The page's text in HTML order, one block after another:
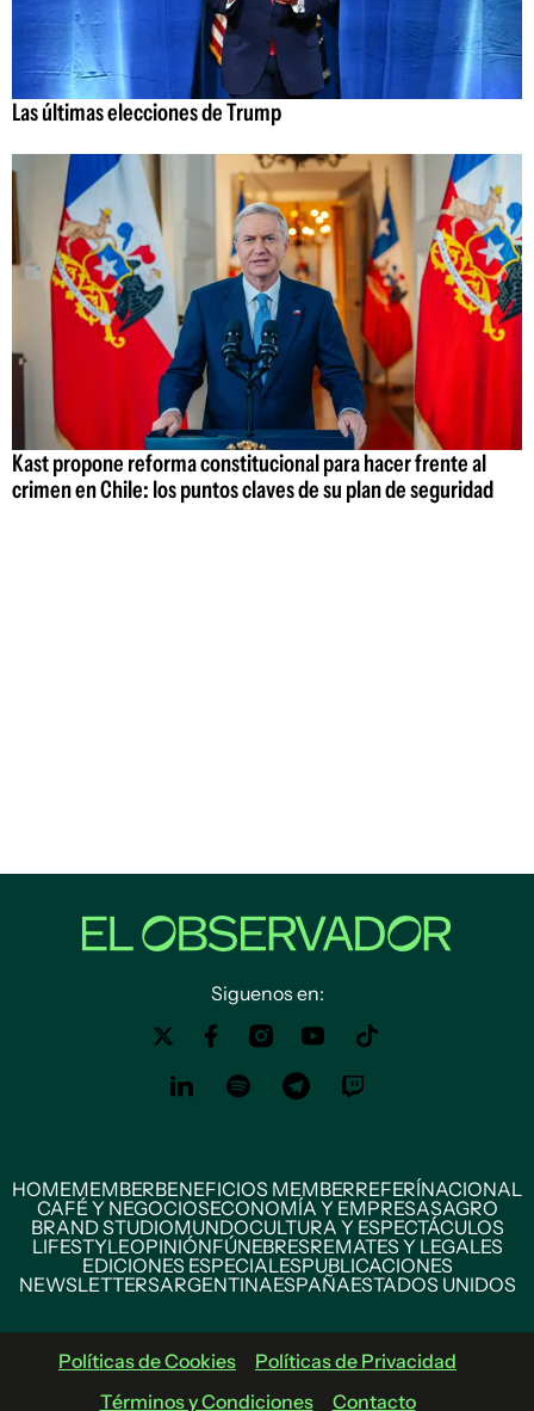
Las últimas elecciones de Trump
Kast propone reforma constitucional para hacer frente al
crimen en Chile: los puntos claves de su plan de seguridad
Siguenos en:
HOMEMEMBERBENEFICIOS MEMBERREFERÍNACIONAL
CAFÉ Y NEGOCIOSECONOMÍA Y EMPRESASAGRO
BRAND STUDIOMUNDOCULTURA Y ESPECTÁCULOS
LIFESTYLEOPINIÓNFÚNEBRESREMATES Y LEGALES
EDICIONES ESPECIALESPUBLICACIONES
NEWSLETTERSARGENTINAESPAÑAESTADOS UNIDOS
Políticas de Cookies
Políticas de Privacidad
Términos y Condiciones
Contacto